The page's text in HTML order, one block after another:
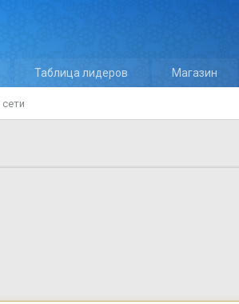
Таблица лидеров Магазин